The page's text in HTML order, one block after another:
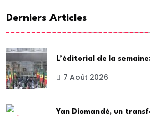
Derniers Articles
L’éditorial de la
7 Août 2026
Yan Diomandé, un